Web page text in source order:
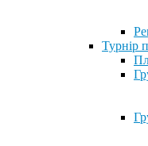
Турнір